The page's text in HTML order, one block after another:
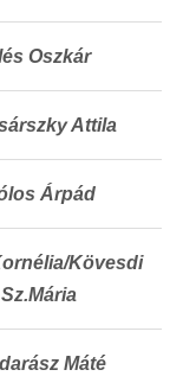
Oszkár
Attila
Árpád
Kövesdi
Sz.Mária
Máté